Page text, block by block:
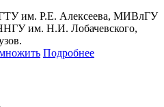
им. Р.Е. Алексеева, МИВлГУ
им. Н.И. Лобачевского,
Подробнее